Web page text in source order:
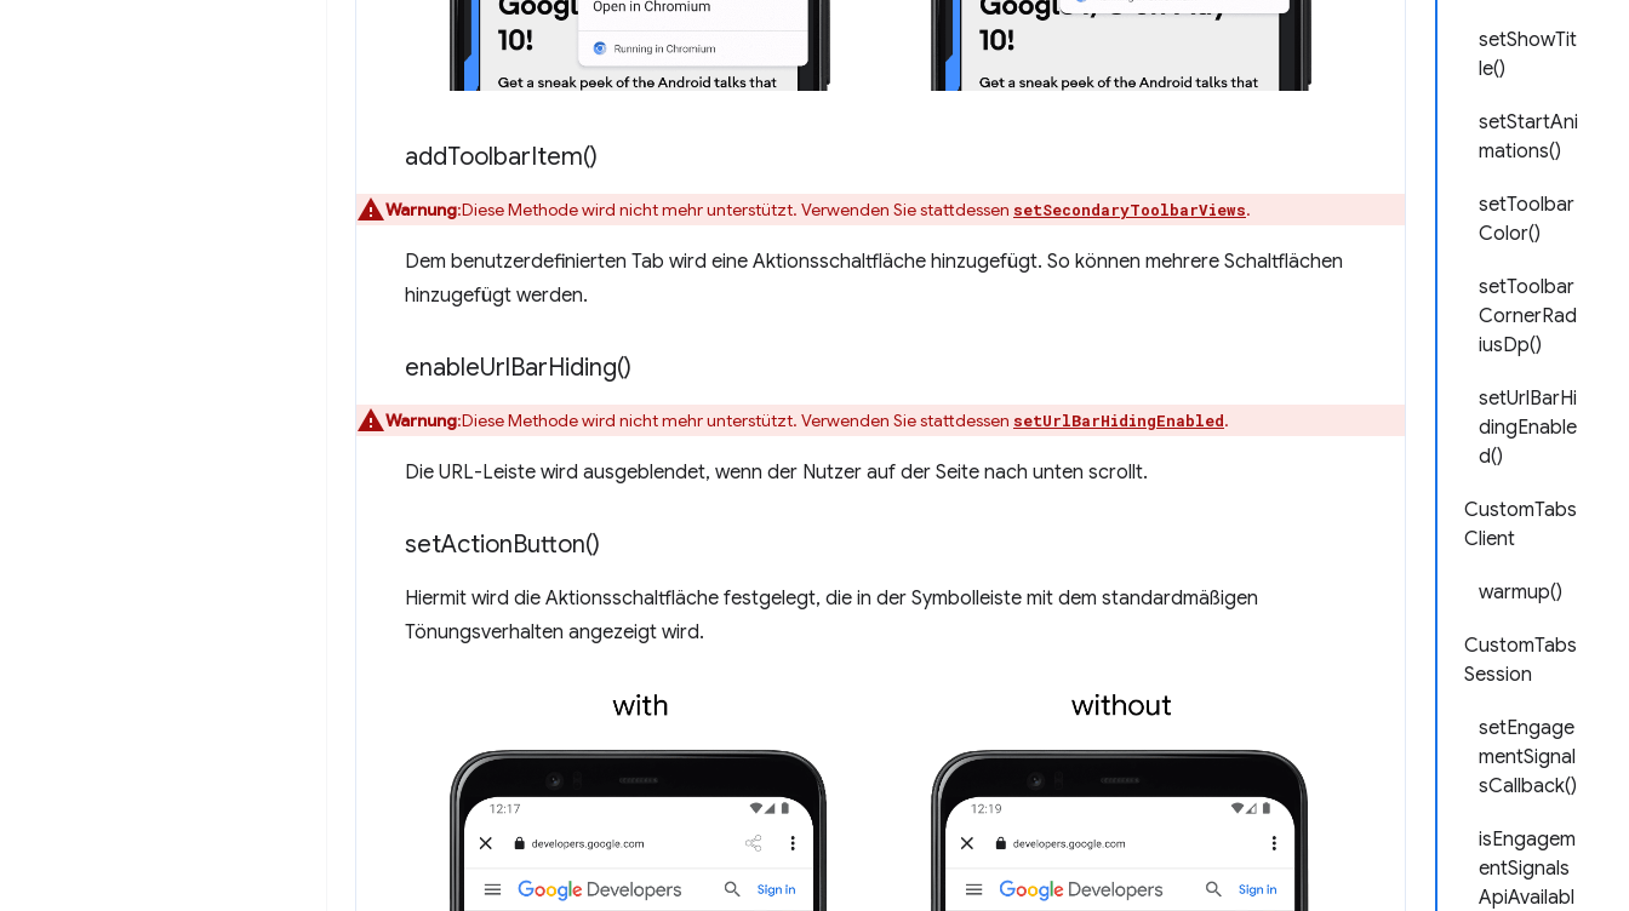
setShowTit
le()
setStartAni
mations()
setToolbar
Color()
setToolbar
CornerRad
iusDp()
setUrlBarHi
dingEnable
d()
CustomTabs
Client
warmup()
CustomTabs
Session
setEngage
mentSignal
sCallback()
isEngagem
entSignals
ApiAvailabl
addToolbarItem()
Warnung:Diese Methode wird nicht mehr unterstützt. Verwenden Sie stattdessen setSecondaryToolbarViews.
Dem benutzerdefinierten Tab wird eine Aktionsschaltfläche hinzugefügt. So können mehrere Schaltflächen
hinzugefügt werden.
enableUrlBarHiding()
Warnung:Diese Methode wird nicht mehr unterstützt. Verwenden Sie stattdessen setUrlBarHidingEnabled.
Die URL-Leiste wird ausgeblendet, wenn der Nutzer auf der Seite nach unten scrollt.
setActionButton()
Hiermit wird die Aktionsschaltfläche festgelegt, die in der Symbolleiste mit dem standardmäßigen
Tönungsverhalten angezeigt wird.